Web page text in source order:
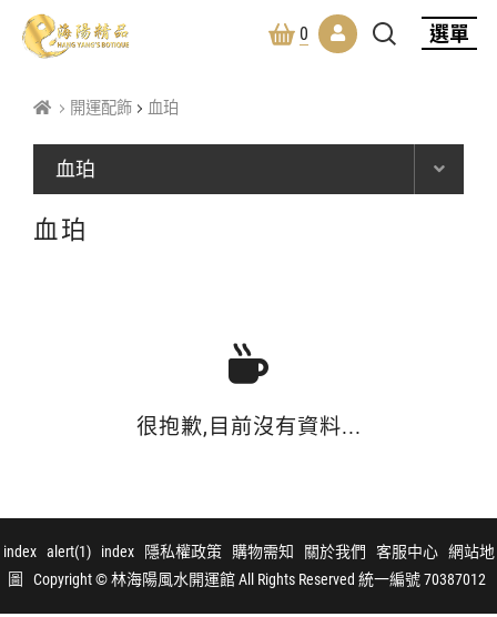
0 選單
開運配飾 血珀
血珀
血珀
很抱歉,目前沒有資料...
index alert(1) index 隱私權政策 購物需知 關於我們 客服中心 網站地
圖 Copyright © 林海陽風水開運館 All Rights Reserved 統一編號 70387012